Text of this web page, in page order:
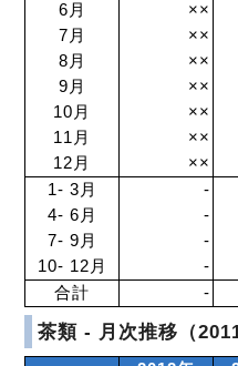
6月
××
7月
××
8月
××
9月
××
10月
××
11月
××
12月
××
1- 3月
-
4- 6月
-
7- 9月
-
10- 12月
-
合計
-
茶類 - 月次推移（